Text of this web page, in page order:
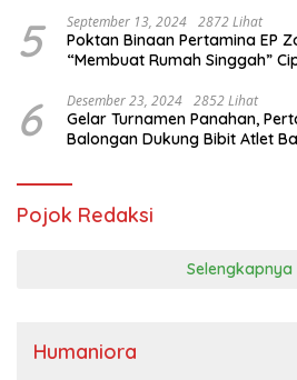
5 September 13, 2024 2872 Lihat
Poktan Binaan Pertamina EP
“Membuat Rumah Singgah”
6 Desember 23, 2024 2852 Lihat
Gelar Turnamen Panahan,
Balongan Dukung Bibit Atlet
Pojok Redaksi
Selengkapnya
Humaniora